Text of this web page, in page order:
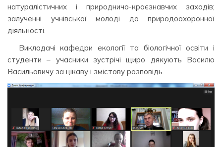
натуралістичних і природничо-краєзнавчих заходів;
залученні учнівської молоді до природоохоронної
діяльності.
Викладачі кафедри екології та біологічної освіти і
студенти – учасники зустрічі щиро дякують Василю
Васильовичу за цікаву і змістову розповідь.